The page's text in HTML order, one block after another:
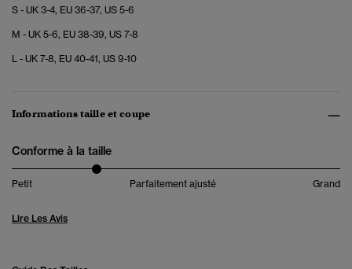
S - UK 3-4, EU 36-37, US 5-6
M - UK 5-6, EU 38-39, US 7-8
L - UK 7-8, EU 40-41, US 9-10
Informations taille et coupe
Conforme à la taille
Petit Parfaitement ajusté Grand
Lire Les Avis